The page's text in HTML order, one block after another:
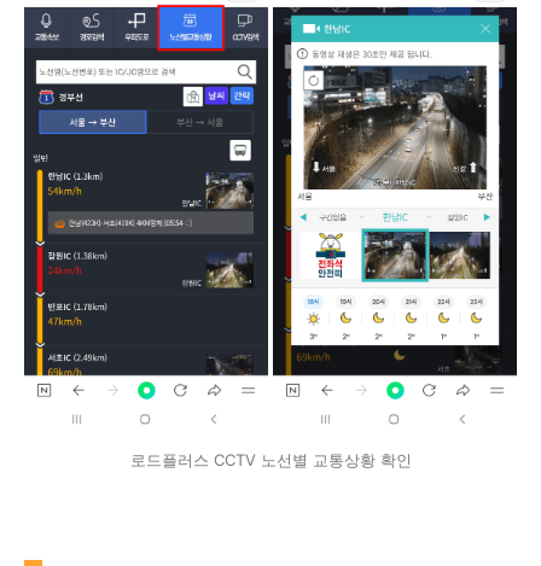
로드플러스 CCTV 노선별 교통상황 확인